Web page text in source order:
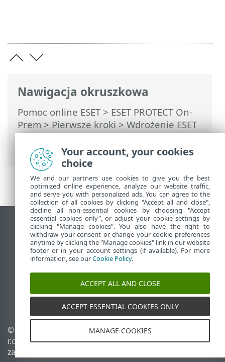
Nawigacja okruszkowa
Pomoc online ESET> ESET PROTECT On-
Prem>Pierwsze kroki>Wdrożenie ESET
Management Agent> Ręczne dodawanie
nowych urządzeń
Wyświetl witrynę internetową dla
komputerów
End of Life
Baza wiedzy ESET
ESET Status Portal
Pomoc regionalna
© 1992 - 2026 ESET, spol. s
r.o. – Wszelkie prawa
zastrzeżone.
Zarządzaj plikami cookie
Polityka dotycząca plików
Your account, your cookies
choice
We and our partners use cookies to give you the best
optimized online experience, analyze our website traffic,
and serve you with personalized ads. You can agree to the
collection of all cookies by clicking "Accept all and close",
decline all non-essential cookies by choosing "Accept
essential cookies only", or adjust your cookie settings by
clicking "Manage cookies". You also have the right to
withdraw your consent or change your cookie preferences
anytime by clicking the "Manage cookies" link in our website
footer or in your account settings (if available). For more
information, see ourCookie Policy.
ACCEPT ALL AND CLOSE
ACCEPT ESSENTIAL COOKIES ONLY
MANAGE COOKIES